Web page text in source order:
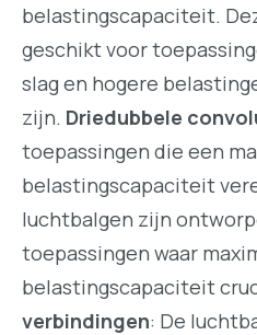
belastingscapaciteit.
geschikt voor
slag en hogere
zijn. Driedubbele
toepassingen die een
belastingscapaciteit
luchtbalgen zijn
toepassingen waar
belastingscapaciteit
verbindingen: De